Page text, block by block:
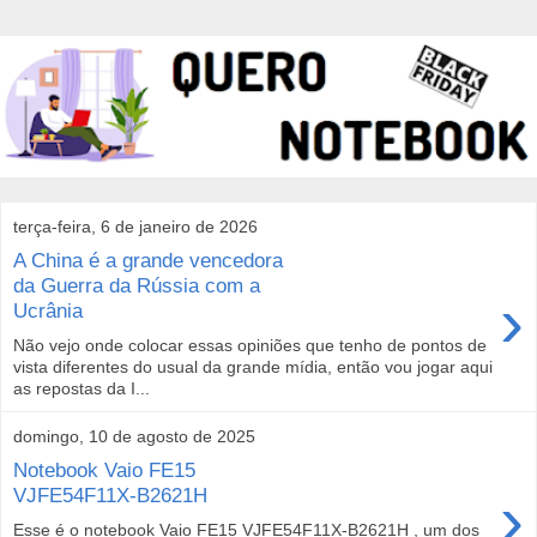
terça-feira, 6 de janeiro de 2026
A China é a grande vencedora
da Guerra da Rússia com a
Ucrânia
›
Não vejo onde colocar essas opiniões que tenho de pontos de
vista diferentes do usual da grande mídia, então vou jogar aqui
as repostas da I...
domingo, 10 de agosto de 2025
Notebook Vaio FE15
VJFE54F11X-B2621H
›
Esse é o notebook Vaio FE15 VJFE54F11X-B2621H , um dos